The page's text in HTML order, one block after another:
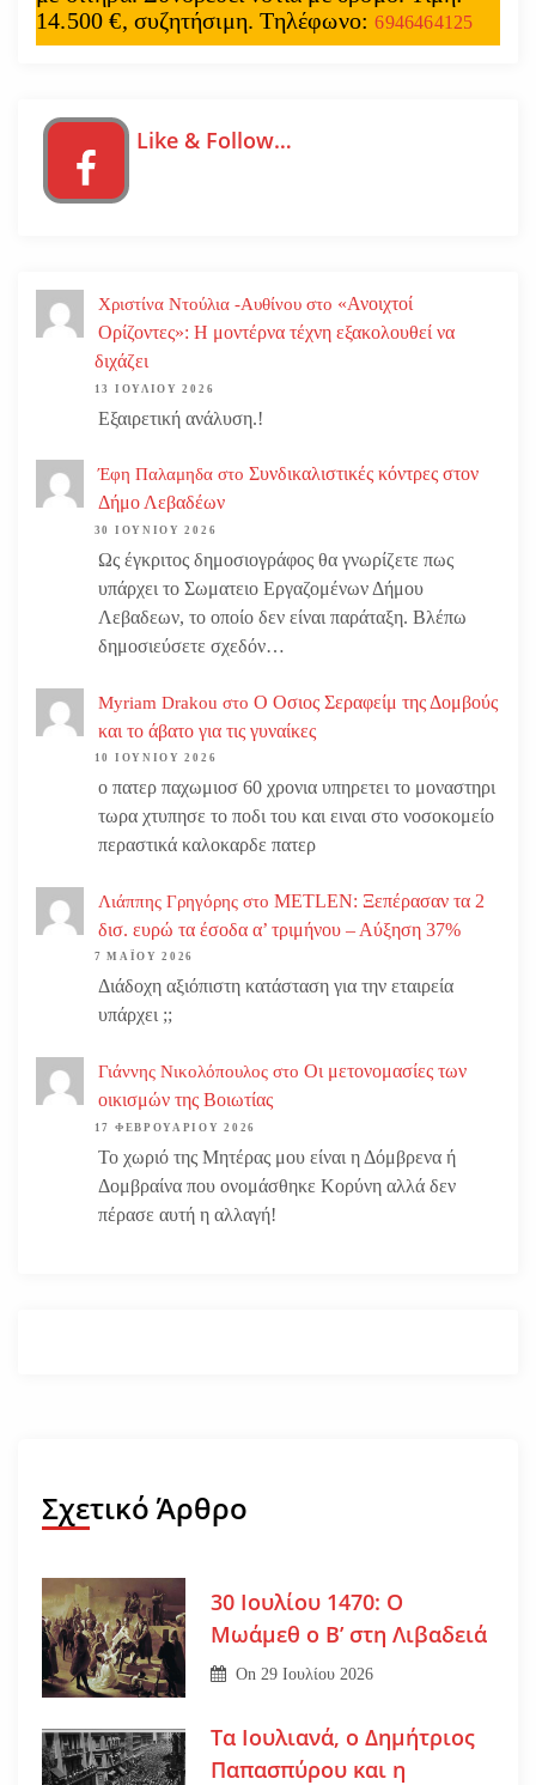
14.500 €, συζητήσιμη. Τηλέφωνο:6946464125
Like & Follow…
Χριστίνα Ντούλια -Αυθίνου στο «Ανοιχτοί
Ορίζοντες»: Η μοντέρνα τέχνη εξακολουθεί να
διχάζει
13 ΙΟΥΛΊΟΥ 2026
Εξαιρετική ανάλυση.!
Έφη Παλαμηδα στο Συνδικαλιστικές κόντρες στον
Δήμο Λεβαδέων
30 ΙΟΥΝΊΟΥ 2026
Ως έγκριτος δημοσιογράφος θα γνωρίζετε πως
υπάρχει το Σωματειο Εργαζομένων Δήμου
Λεβαδεων, το οποίο δεν είναι παράταξη. Βλέπω
δημοσιεύσετε σχεδόν…
Myriam Drakou στο Ο Οσιος Σεραφείμ της Δομβούς
και το άβατο για τις γυναίκες
10 ΙΟΥΝΊΟΥ 2026
ο πατερ παχωμιοσ 60 χρονια υπηρετει το μοναστηρι
τωρα χτυπησε το ποδι του και ειναι στο νοσοκομείο
περαστικά καλοκαρδε πατερ
Λιάππης Γρηγόρης στο METLEN: Ξεπέρασαν τα 2
δισ. ευρώ τα έσοδα α’ τριμήνου – Αύξηση 37%
7 ΜΑΪ́ΟΥ 2026
Διάδοχη αξιόπιστη κατάσταση για την εταιρεία
υπάρχει ;;
Γιάννης Νικολόπουλος στο Οι μετονομασίες των
οικισμών της Βοιωτίας
17 ΦΕΒΡΟΥΑΡΊΟΥ 2026
Το χωριό της Μητέρας μου είναι η Δόμβρενα ή
Δομβραίνα που ονομάσθηκε Κορύνη αλλά δεν
πέρασε αυτή η αλλαγή!
Σχετικό Άρθρο
30 Ιουλίου 1470: Ο
Μωάμεθ ο Β’ στη Λιβαδειά
On29 Ιουλίου 2026
Τα Ιουλιανά, ο Δημήτριος
Παπασπύρου και η